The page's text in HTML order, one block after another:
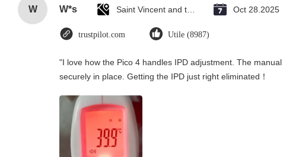
W W*s Oct 28.2025
trustpilot.com Utile (8987)
"I love how the Pico 4 handles IPD adjustment. The
securely in place. Getting the IPD just right eliminated！